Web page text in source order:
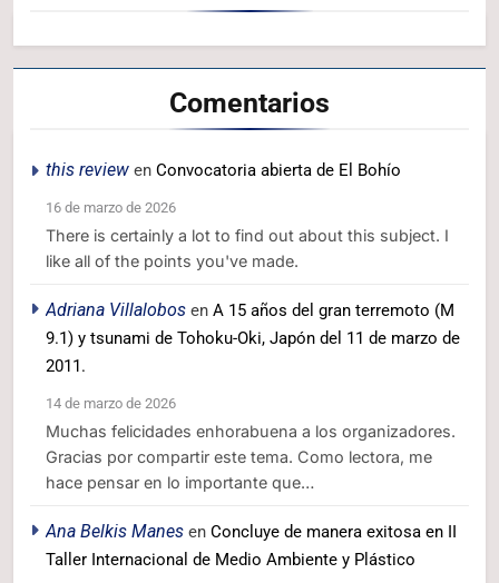
Comentarios
this review en Convocatoria abierta de El Bohío
16 de marzo de 2026
There is certainly a lot to find out about this subject. I
like all of the points you've made.
Adriana Villalobos en A 15 años del gran terremoto (M
9.1) y tsunami de Tohoku-Oki, Japón del 11 de marzo de
2011.
14 de marzo de 2026
Muchas felicidades enhorabuena a los organizadores.
Gracias por compartir este tema. Como lectora, me
hace pensar en lo importante que…
Ana Belkis Manes en Concluye de manera exitosa en II
Taller Internacional de Medio Ambiente y Plástico